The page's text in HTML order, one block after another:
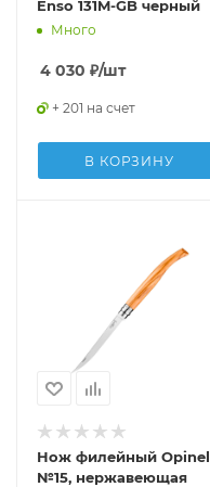
Enso 131M-GB черный
Много
4 030 ₽/шт
+ 201 на счет
В КОРЗИНУ
Нож филейный Opinel
№15, нержавеющая